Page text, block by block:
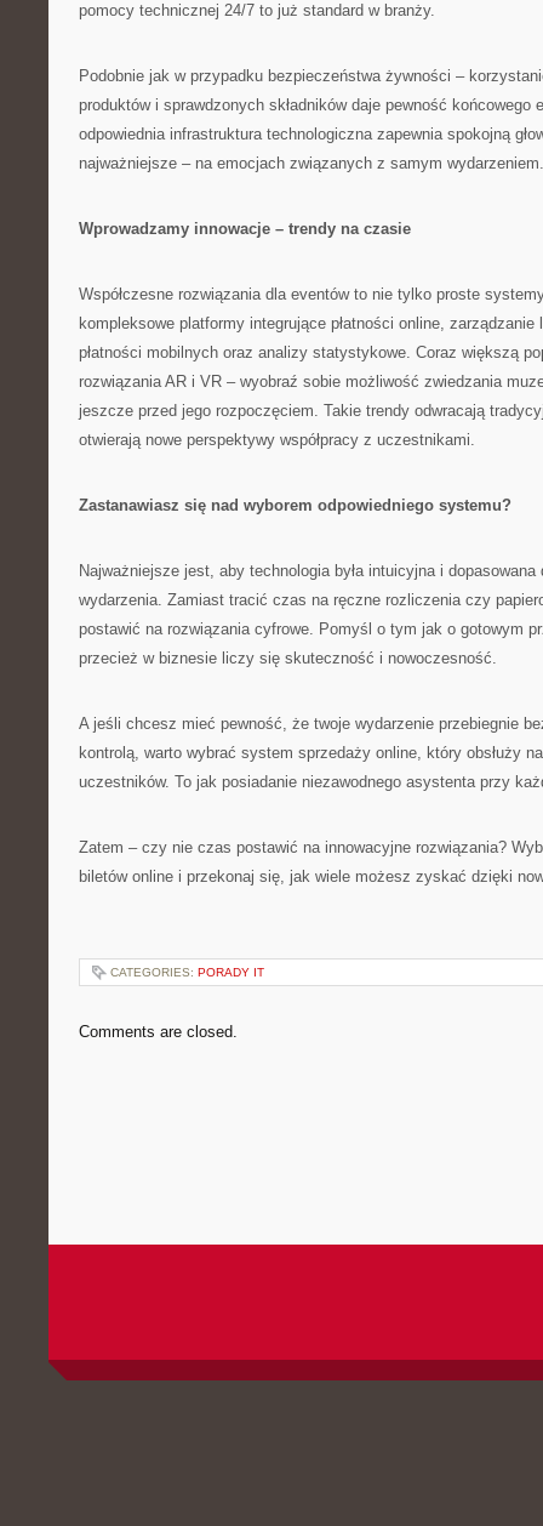
pomocy technicznej 24/7 to już standard w branży.
Podobnie jak w przypadku bezpieczeństwa żywności –
produktów i sprawdzonych składników daje pewność końcowego
odpowiednia infrastruktura technologiczna zapewnia spokojną
najważniejsze – na emocjach związanych z samym wydarzeniem.
Wprowadzamy innowacje – trendy na czasie
Współczesne rozwiązania dla eventów to nie tylko proste
kompleksowe platformy integrujące płatności online, zarządzanie
płatności mobilnych oraz analizy statystykowe. Coraz większą
rozwiązania AR i VR – wyobraź sobie możliwość zwiedzania
jeszcze przed jego rozpoczęciem. Takie trendy odwracają
otwierają nowe perspektywy współpracy z uczestnikami.
Zastanawiasz się nad wyborem odpowiedniego systemu?
Najważniejsze jest, aby technologia była intuicyjna i
wydarzenia. Zamiast tracić czas na ręczne rozliczenia czy
postawić na rozwiązania cyfrowe. Pomyśl o tym jak o gotowym
przecież w biznesie liczy się skuteczność i nowoczesność.
A jeśli chcesz mieć pewność, że twoje wydarzenie przebiegnie
kontrolą, warto wybrać system sprzedaży online, który obsłuży
uczestników. To jak posiadanie niezawodnego asystenta przy
Zatem – czy nie czas postawić na innowacyjne rozwiązania?
biletów online i przekonaj się, jak wiele możesz zyskać dzięki
CATEGORIES: PORADY IT
Comments are closed.